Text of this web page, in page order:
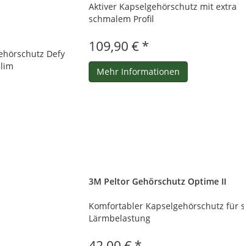
Aktiver Kapselgehörschutz mit extra
schmalem Profil
109,90 € *
Mehr Informationen
3M Peltor Gehörschutz Optime II
Komfortabler Kapselgehörschutz für
Lärmbelastung